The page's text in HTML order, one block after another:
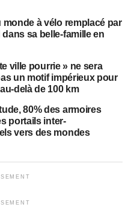
monde à vélo remplacé par
sa belle-famille en
ville pourrie » ne sera
un motif impérieux pour
delà de 100 km
80% des armoires
portails inter-
vers des mondes